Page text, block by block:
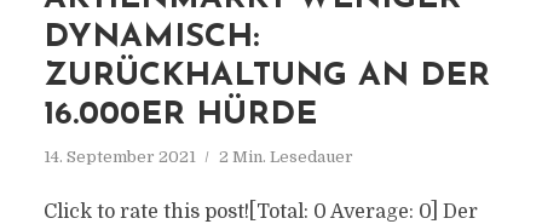
DYNAMISCH:
ZURÜCKHALTUNG AN DER
16.000ER HÜRDE
14. September 2021 2 Min. Lesedauer
Click to rate this post![Total: 0 Average: 0] Der